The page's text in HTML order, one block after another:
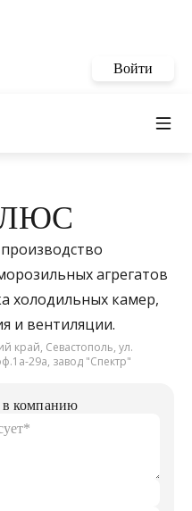
Войти
агрегатов
холодильных камер,
и вентиляции.
край, Севастополь, ул.
29а, завод "Спектр"
в компанию